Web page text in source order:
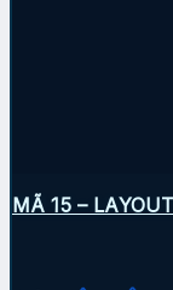
MÃ 15 –